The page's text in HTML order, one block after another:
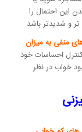
این احتمال را
و شدیدتر باشد.
منفی به میزان
احساسات خود
خواب در نظر